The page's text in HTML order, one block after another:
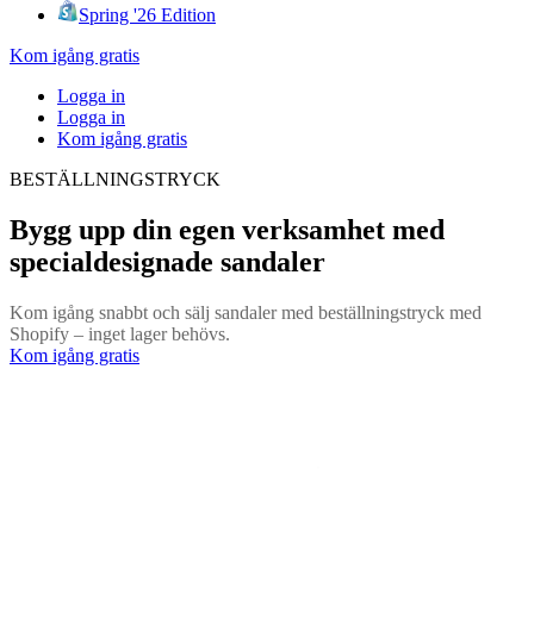
Spring '26 Edition
Kom igång gratis
Logga in
Logga in
Kom igång gratis
BESTÄLLNINGSTRYCK
Bygg upp din egen verksamhet med
specialdesignade sandaler
Kom igång snabbt och sälj sandaler med beställningstryck med
Shopify – inget lager behövs.
Kom igång gratis